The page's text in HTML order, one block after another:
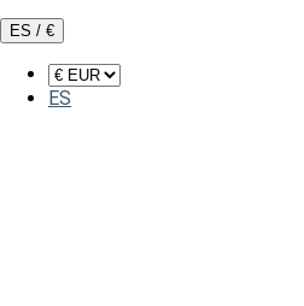
ES / €
ES